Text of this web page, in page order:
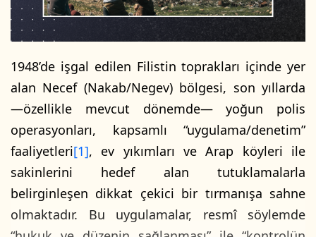
g
n
r
m
1948’de işgal edilen Filistin toprakları içinde yer
alan Necef (Nakab/Negev) bölgesi, son yıllarda
—özellikle mevcut dönemde— yoğun polis
operasyonları, kapsamlı “uygulama/denetim”
faaliyetleri[1], ev yıkımları ve Arap köyleri ile
sakinlerini hedef alan tutuklamalarla
belirginleşen dikkat çekici bir tırmanışa sahne
olmaktadır. Bu uygulamalar, resmî söylemde